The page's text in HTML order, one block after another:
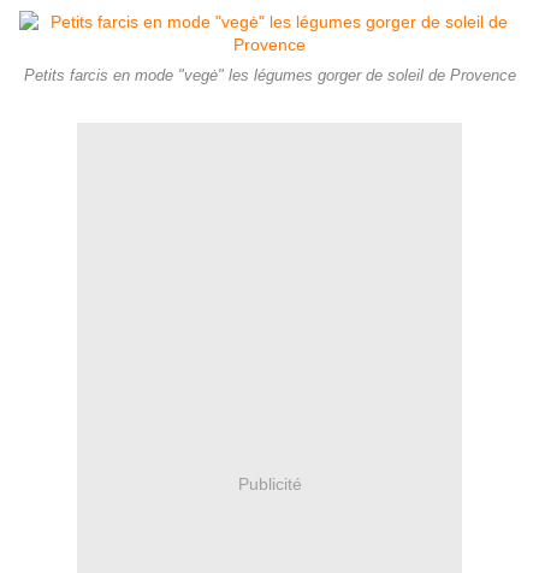
Petits farcis en mode "vegė" les légumes gorger de soleil de Provence
Publicité